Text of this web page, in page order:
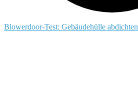
Blowerdoor-Test: Gebäudehülle abdichten